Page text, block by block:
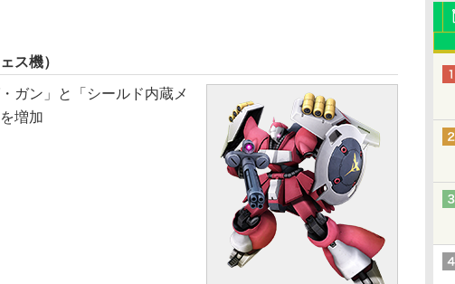
ス機）
ガン」と「シールド内蔵メ
増加